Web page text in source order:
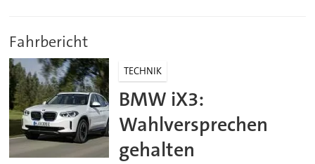
Fahrbericht
TECHNIK
BMW iX3:
Wahlversprechen
gehalten